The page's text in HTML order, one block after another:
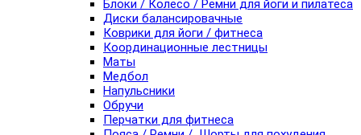
Блоки / Колесо / Ремни для йоги и пилатеса
Диски балансировачные
Коврики для йоги / фитнеса
Координационные лестницы
Маты
Медбол
Напульсники
Обручи
Перчатки для фитнеса